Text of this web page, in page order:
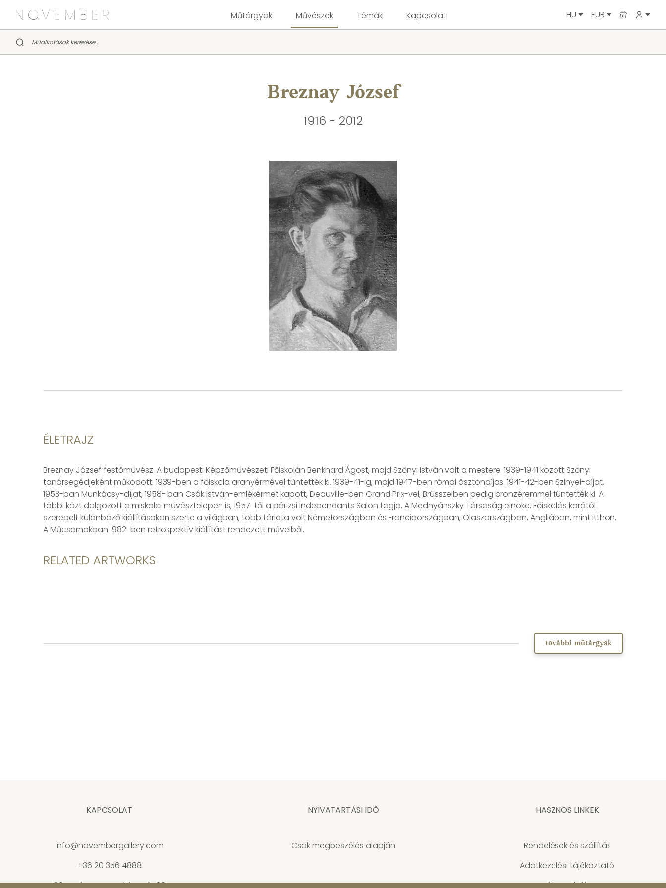
Műtárgyak Művészek Témák Kapcsolat HU EUR
Breznay József
1916 - 2012
ÉLETRAJZ
Breznay József festőművész. A budapesti Képzőművészeti Főiskolán Benkhard Ágost, majd Szőnyi István volt a mestere. 1939-1941 között Szőnyi
tanársegédjeként működött. 1939-ben a főiskola aranyérmével tüntették ki. 1939-41-ig, majd 1947-ben római ösztöndíjas. 1941-42-ben Szinyei-díjat,
1953-ban Munkácsy-díjat, 1958- ban Csók István-emlékérmet kapott, Deauville-ben Grand Prix-vel, Brüsszelben pedig bronzéremmel tüntették ki. A
többi közt dolgozott a miskolci művésztelepen is, 1957-től a párizsi Independants Salon tagja. A Mednyánszky Társaság elnöke. Főiskolás korától
szerepelt különböző kiállításokon szerte a világban, több tárlata volt Németországban és Franciaországban, Olaszországban, Angliában, mint itthon.
A Műcsarnokban 1982-ben retrospektív kiállítást rendezett műveiből.
RELATED ARTWORKS
további műtárgyak
KAPCSOLAT
info@novembergallery.com
+36 20 356 4888
1061 Budapest, Andrássy út 26.
NYIVATARTÁSI IDŐ
Csak megbeszélés alapján
HASZNOS LINKEK
Rendelések és szállítás
Adatkezelési tájékoztató
Cookie szabályzat